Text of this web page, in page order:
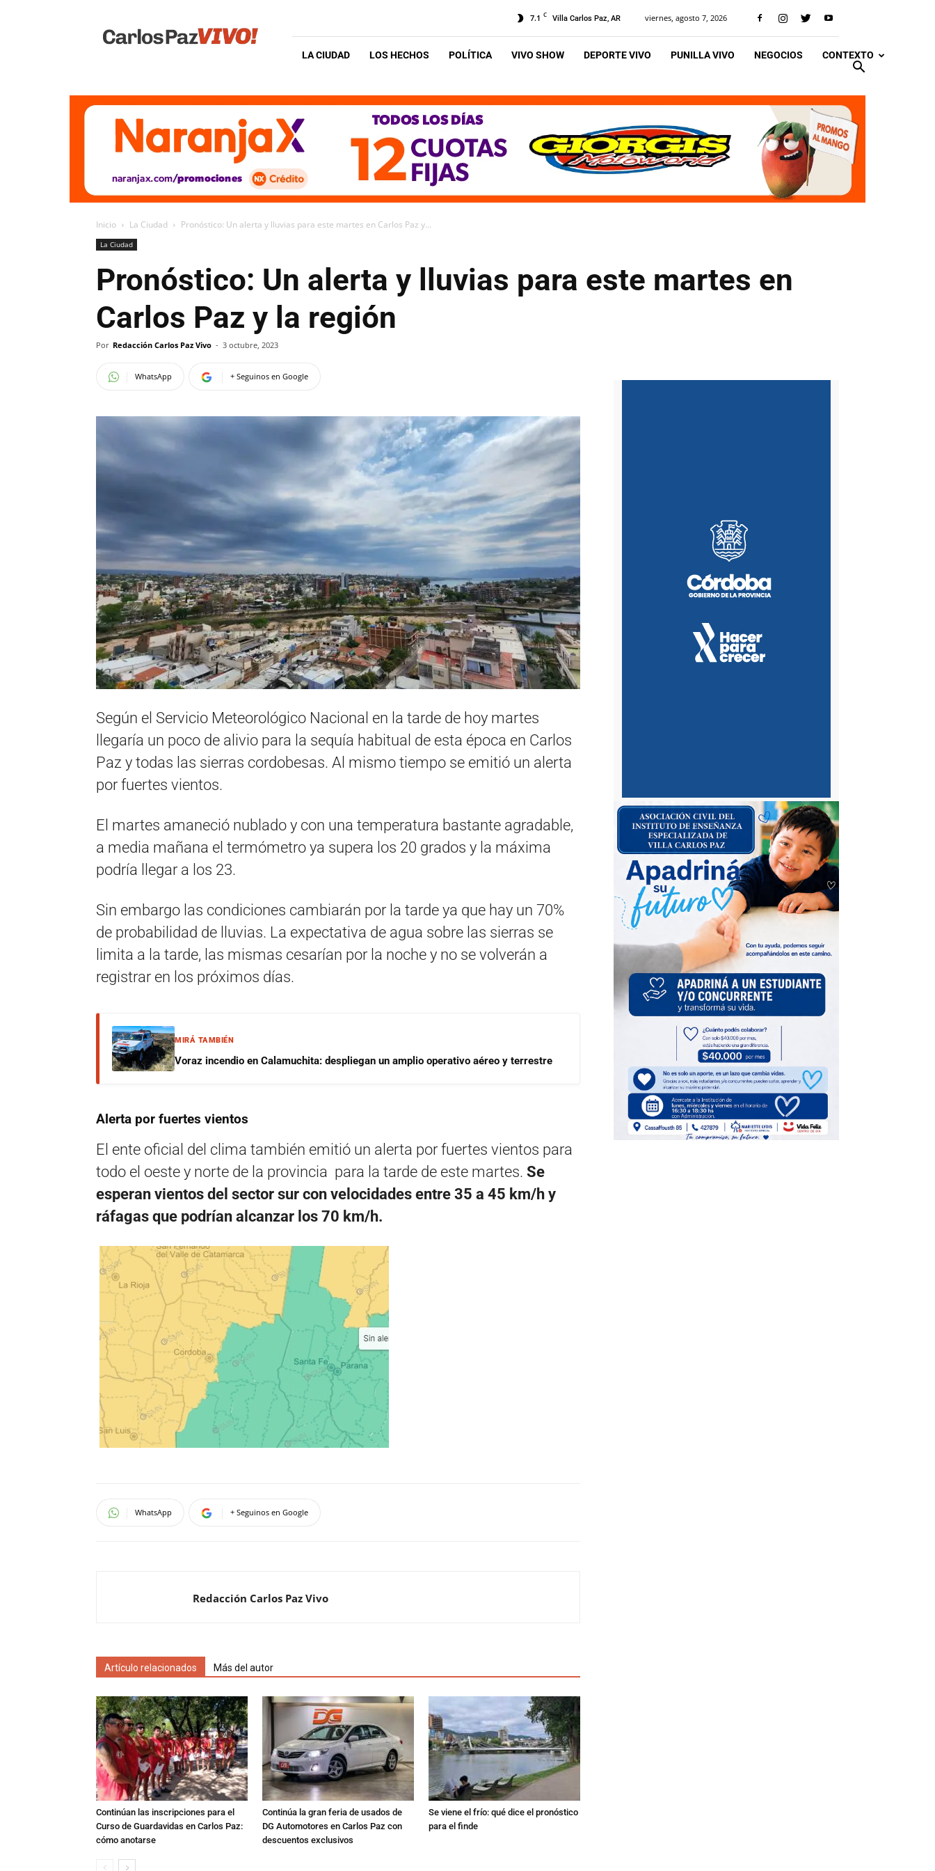
Vivo
7.1 C Villa Carlos Paz, AR viernes, agosto 7, 2026
LA CIUDAD LOS HECHOS POLÍTICA VIVO SHOW DEPORTE VIVO PUNILLA VIVO NEGOCIOS CONTEXTO
Inicio La Ciudad Pronóstico: Un alerta y lluvias para este martes en Carlos Paz y...
La Ciudad
Pronóstico: Un alerta y lluvias para este martes en
Carlos Paz y la región
Por Redacción Carlos Paz Vivo - 3 octubre, 2023
WhatsApp + Seguinos en Google
Según el Servicio Meteorológico Nacional en la tarde de hoy martes
llegaría un poco de alivio para la sequía habitual de esta época en Carlos
Paz y todas las sierras cordobesas. Al mismo tiempo se emitió un alerta
por fuertes vientos.
El martes amaneció nublado y con una temperatura bastante agradable,
a media mañana el termómetro ya supera los 20 grados y la máxima
podría llegar a los 23.
Sin embargo las condiciones cambiarán por la tarde ya que hay un 70%
de probabilidad de lluvias. La expectativa de agua sobre las sierras se
limita a la tarde, las mismas cesarían por la noche y no se volverán a
registrar en los próximos días.
MIRÁ TAMBIÉN
Voraz incendio en Calamuchita: despliegan un amplio operativo aéreo y terrestre
Alerta por fuertes vientos
El ente oficial del clima también emitió un alerta por fuertes vientos para
todo el oeste y norte de la provincia para la tarde de este martes. Se
esperan vientos del sector sur con velocidades entre 35 a 45 km/h y
ráfagas que podrían alcanzar los 70 km/h.
WhatsApp + Seguinos en Google
Redacción Carlos Paz Vivo
Artículo relacionados Más del autor
Continúan las inscripciones para el
Curso de Guardavidas en Carlos Paz:
cómo anotarse
Continúa la gran feria de usados de
DG Automotores en Carlos Paz con
descuentos exclusivos
Se viene el frío: qué dice el pronóstico
para el finde